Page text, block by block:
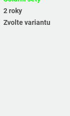
2 roky
Zvolte variantu